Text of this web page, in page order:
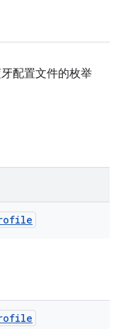
配置文件的枚举